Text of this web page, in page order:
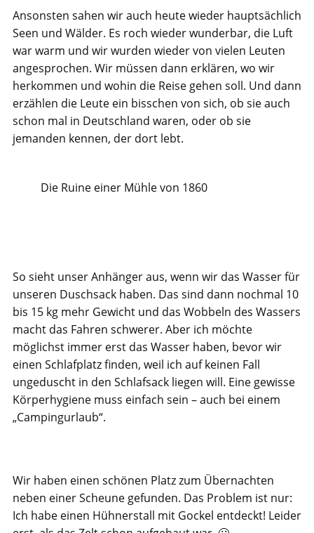
Ansonsten sahen wir auch heute wieder hauptsächlich
Seen und Wälder. Es roch wieder wunderbar, die Luft
war warm und wir wurden wieder von vielen Leuten
angesprochen. Wir müssen dann erklären, wo wir
herkommen und wohin die Reise gehen soll. Und dann
erzählen die Leute ein bisschen von sich, ob sie auch
schon mal in Deutschland waren, oder ob sie
jemanden kennen, der dort lebt.
Die Ruine einer Mühle von 1860
So sieht unser Anhänger aus, wenn wir das Wasser für
unseren Duschsack haben. Das sind dann nochmal 10
bis 15 kg mehr Gewicht und das Wobbeln des Wassers
macht das Fahren schwerer. Aber ich möchte
möglichst immer erst das Wasser haben, bevor wir
einen Schlafplatz finden, weil ich auf keinen Fall
ungeduscht in den Schlafsack liegen will. Eine gewisse
Körperhygiene muss einfach sein – auch bei einem
„Campingurlaub“.
Wir haben einen schönen Platz zum Übernachten
neben einer Scheune gefunden. Das Problem ist nur:
Ich habe einen Hühnerstall mit Gockel entdeckt! Leider